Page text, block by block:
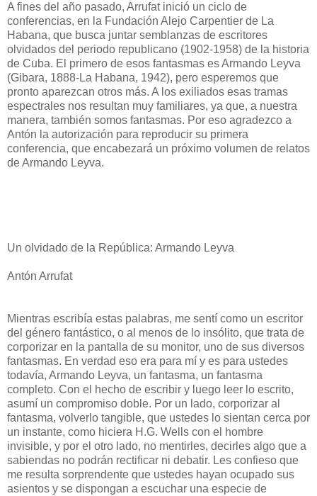
A fines del año pasado, Arrufat inició un ciclo de
conferencias, en la Fundación Alejo Carpentier de La
Habana, que busca juntar semblanzas de escritores
olvidados del periodo republicano (1902-1958) de la historia
de Cuba. El primero de esos fantasmas es Armando Leyva
(Gibara, 1888-La Habana, 1942), pero esperemos que
pronto aparezcan otros más. A los exiliados esas tramas
espectrales nos resultan muy familiares, ya que, a nuestra
manera, también somos fantasmas. Por eso agradezco a
Antón la autorización para reproducir su primera
conferencia, que encabezará un próximo volumen de relatos
de Armando Leyva.
Un olvidado de la República: Armando Leyva
Antón Arrufat
Mientras escribía estas palabras, me sentí como un escritor
del género fantástico, o al menos de lo insólito, que trata de
corporizar en la pantalla de su monitor, uno de sus diversos
fantasmas. En verdad eso era para mí y es para ustedes
todavía, Armando Leyva, un fantasma, un fantasma
completo. Con el hecho de escribir y luego leer lo escrito,
asumí un compromiso doble. Por un lado, corporizar al
fantasma, volverlo tangible, que ustedes lo sientan cerca por
un instante, como hiciera H.G. Wells con el hombre
invisible, y por el otro lado, no mentirles, decirles algo que a
sabiendas no podrán rectificar ni debatir. Les confieso que
me resulta sorprendente que ustedes hayan ocupado sus
asientos y se dispongan a escuchar una especie de